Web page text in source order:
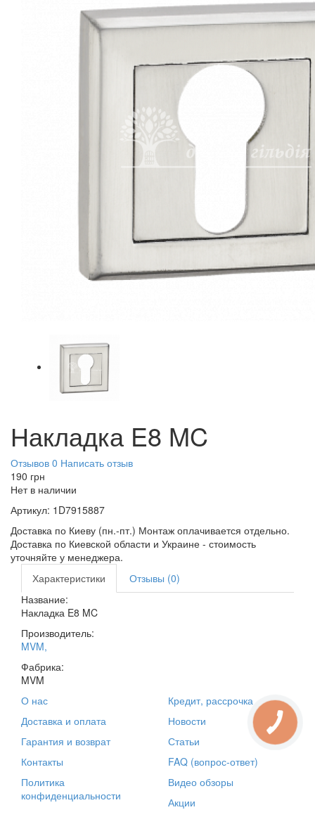
Накладка E8 MC
Отзывов 0 Написать отзыв
190 грн
Нет в наличии
Артикул: 1D7915887
Доставка по Киеву (пн.-пт.) Монтаж оплачивается отдельно.
Доставка по Киевской области и Украине - стоимость
уточняйте у менеджера.
Характеристики
Отзывы (0)
Название:
Накладка E8 MC
Производитель:
MVM,
Фабрика:
MVM
О нас
Доставка и оплата
Гарантия и возврат
Контакты
Политика
конфиденциальности
Кредит, рассрочка
Новости
Статьи
FAQ (вопрос-ответ)
Видео обзоры
Акции